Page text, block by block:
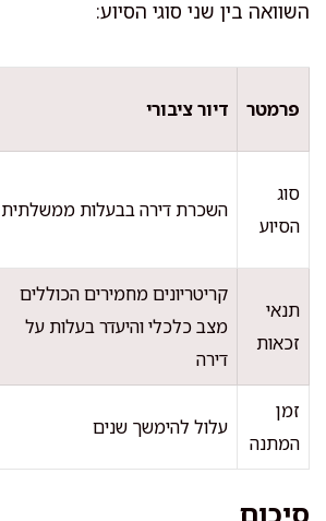
השוואה בין שני סוגי הסיוע:
פרמטר דיור ציבורי
סוג
הסיוע
השכרת דירה בבעלות ממשלתית
תנאי
זכאות
קריטריונים מחמירים הכוללים
מצב כלכלי והיעדר בעלות על
דירה
זמן
המתנה
עלול להימשך שנים
סיכום